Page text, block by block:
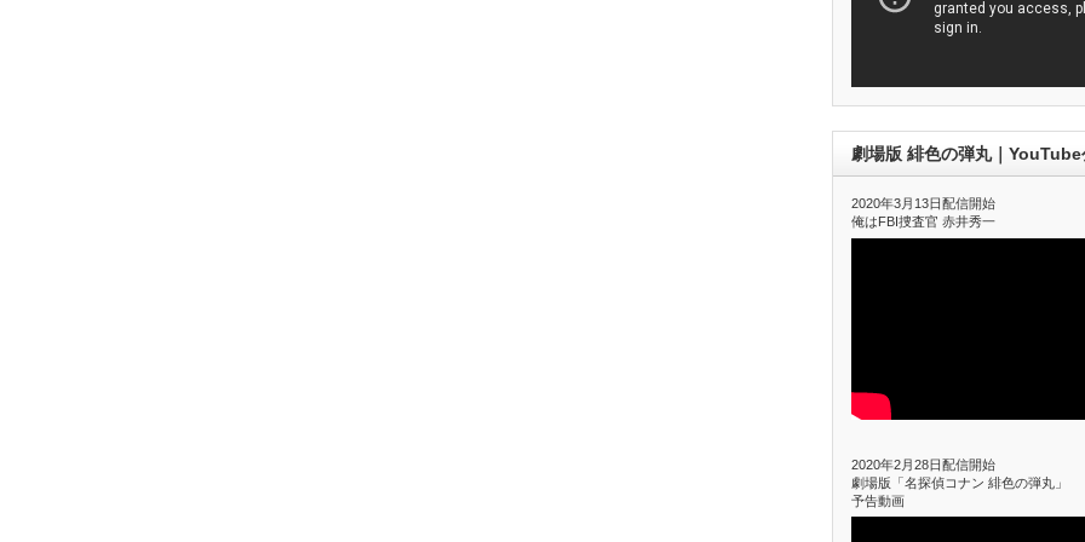
劇場版 緋色の弾丸｜YouTube
2020年3月13日配信開始
俺はFBI捜査官 赤井秀一
2020年2月28日配信開始
劇場版「名探偵コナン 緋色の弾丸」
予告動画